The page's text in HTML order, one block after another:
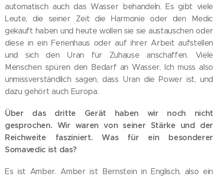
automatisch auch das Wasser behandeln. Es gibt viele
Leute, die seiner Zeit die Harmonie oder den Medic
gekauft haben und heute wollen sie sie austauschen oder
diese in ein Ferienhaus oder auf ihrer Arbeit aufstellen
und sich den Uran für Zuhause anschaffen. Viele
Menschen spüren den Bedarf an Wasser. Ich muss also
unmissverständlich sagen, dass Uran die Power ist, und
dazu gehört auch Europa.
Über das dritte Gerät haben wir noch nicht
gesprochen. Wir waren von seiner Stärke und der
Reichweite fasziniert. Was für ein besonderer
Somavedic ist das?
Es ist Amber. Amber ist Bernstein in Englisch, also ein